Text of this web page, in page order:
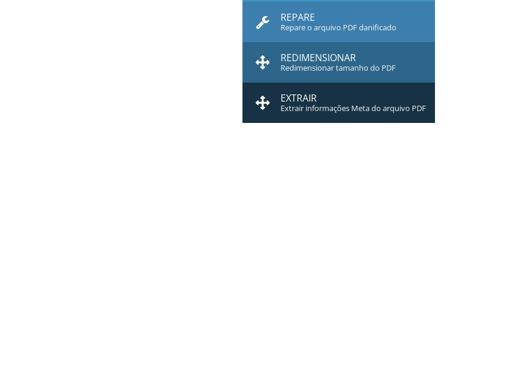
REPARE
Repare o arquivo PDF danificado
REDIMENSIONAR
Redimensionar tamanho do PDF
EXTRAIR
Extrair informações Meta do arquivo PDF